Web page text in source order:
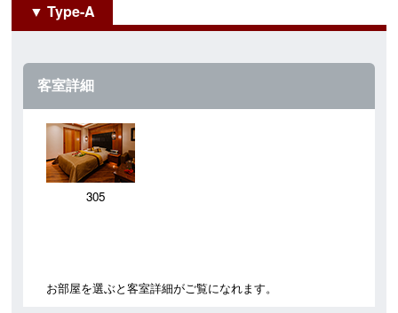
Type-A
客室詳細
305
お部屋を選ぶと客室詳細がご覧になれます。